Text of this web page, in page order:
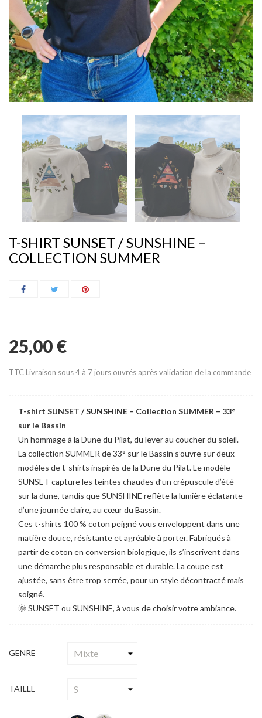
T-SHIRT SUNSET / SUNSHINE –
COLLECTION SUMMER
25,00 €
TTC Livraison sous 4 à 7 jours ouvrés après validation de la commande
T-shirt SUNSET / SUNSHINE – Collection SUMMER – 33°
sur le Bassin
Un hommage à la Dune du Pilat, du lever au coucher du soleil.
La collection SUMMER de 33° sur le Bassin s’ouvre sur deux
modèles de t-shirts inspirés de la Dune du Pilat. Le modèle
SUNSET capture les teintes chaudes d’un crépuscule d’été
sur la dune, tandis que SUNSHINE reflète la lumière éclatante
d’une journée claire, au cœur du Bassin.
Ces t-shirts 100 % coton peigné vous enveloppent dans une
matière douce, résistante et agréable à porter. Fabriqués à
partir de coton en conversion biologique, ils s’inscrivent dans
une démarche plus responsable et durable. La coupe est
ajustée, sans être trop serrée, pour un style décontracté mais
soigné.
🌞 SUNSET ou SUNSHINE, à vous de choisir votre ambiance.
GENRE
TAILLE